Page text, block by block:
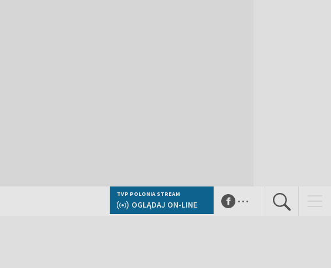
TVP POLONIA STREAM
OGLĄDAJ ON-LINE ...